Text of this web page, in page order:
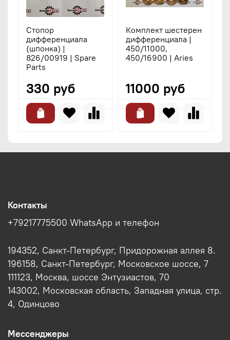
Стопор
дифференциала
(шпонка) |
826/00919 | Spare
Parts
330 руб
Комплект шестерен
дифференциала |
450/11000,
450/16900 | Aries
11000 руб
Контакты
+79217775500 WhatsApp и телефон
194352, Санкт-Петербург, Придорожная аллея 8.
196158, Санкт-Петербург, Московское шоссе, 7
111123, Москва, шоссе Энтузиастов, 70
143002, Московская область, Западная улица, стр.
4, Одинцово
Мессенджеры